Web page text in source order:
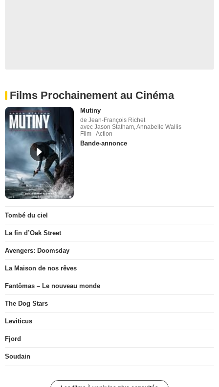
Films Prochainement au Cinéma
Mutiny
de Jean-François Richet
avec Jason Statham, Annabelle Wallis
Film - Action
Bande-annonce
Tombé du ciel
La fin d’Oak Street
Avengers: Doomsday
La Maison de nos rêves
Fantômas – Le nouveau monde
The Dog Stars
Leviticus
Fjord
Soudain